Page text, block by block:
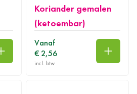
In winkelwagen
Koriander gemalen
(ketoembar)
Vanaf
€ 2,56
In